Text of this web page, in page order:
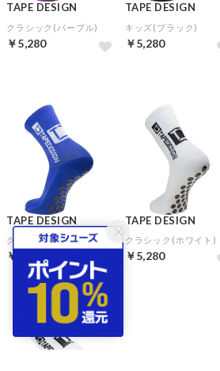
TAPE DESIGN
クラシック(パープル)
￥5,280
TAPE DESIGN
キッズ(ブラック)
￥5,280
TAPE DESIGN
クラシック(ブルー)
￥5,280
TAPE DESIGN
クラシック(ホワイト)
￥5,280